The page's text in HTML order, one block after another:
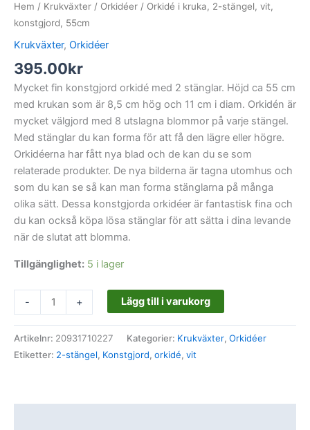
Hem / Krukväxter / Orkidéer / Orkidé i kruka, 2-stängel, vit,
konstgjord, 55cm
Krukväxter, Orkidéer
395.00kr
Mycket fin konstgjord orkidé med 2 stänglar. Höjd ca 55 cm
med krukan som är 8,5 cm hög och 11 cm i diam. Orkidén är
mycket välgjord med 8 utslagna blommor på varje stängel.
Med stänglar du kan forma för att få den lägre eller högre.
Orkidéerna har fått nya blad och de kan du se som
relaterade produkter. De nya bilderna är tagna utomhus och
som du kan se så kan man forma stänglarna på många
olika sätt. Dessa konstgjorda orkidéer är fantastisk fina och
du kan också köpa lösa stänglar för att sätta i dina levande
när de slutat att blomma.
Tillgänglighet: 5 i lager
- + Lägg till i varukorg
Artikelnr: 20931710227 Kategorier: Krukväxter, Orkidéer
Etiketter: 2-stängel, Konstgjord, orkidé, vit